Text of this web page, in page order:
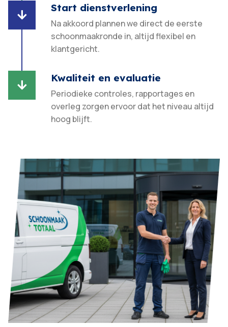

Start dienstverlening
Na akkoord plannen we direct de eerste
schoonmaakronde in, altijd flexibel en
klantgericht.​

Kwaliteit en evaluatie
Periodieke controles, rapportages en
overleg zorgen ervoor dat het niveau altijd
hoog blijft.​